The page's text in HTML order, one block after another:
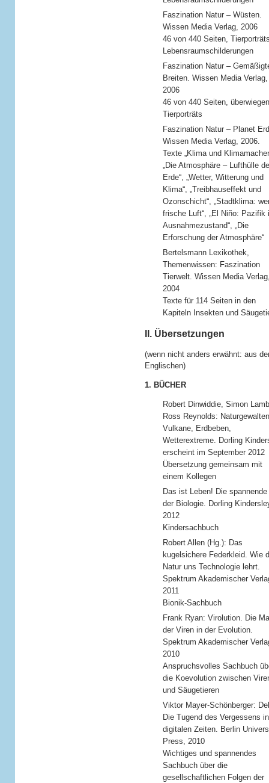
Faszination Natur – Wüsten.
Wissen Media Verlag, 2006
46 von 440 Seiten,
Lebensraumschilderungen
Faszination Natur –
Breiten. Wissen Media Verlag,
2006
46 von 440 Seiten,
Tierporträts
Faszination Natur – Planet
Wissen Media Verlag, 2006.
Texte „Klima und
„Die Atmosphäre – Lufthülle
Erde“, „Wetter, Witterung und
Klima“, „Treibhauseffekt und
Ozonschicht“, „Stadtklima:
frische Luft“, „El Niño: Pazifik
Ausnahmezustand“, „Die
Erforschung der Atmosphäre“
Bertelsmann Lexikothek,
Themenwissen: Faszination
Tierwelt. Wissen Media
2004
Texte für 114 Seiten in den
Kapiteln Insekten und
II. Übersetzungen
(wenn nicht anders erwähnt: aus
Englischen)
1. BÜCHER
Robert Dinwiddie, Simon
Ross Reynolds:
Vulkane, Erdbeben,
Wetterextreme. Dorling
erscheint im September 2012
Übersetzung gemeinsam mit
einem Kollegen
Das ist Leben! Die
der Biologie. Dorling
2012
Kindersachbuch
Robert Allen (Hg.): Das
kugelsichere Federkleid. Wie
Natur uns Technologie lehrt.
Spektrum Akademischer
2011
Bionik-Sachbuch
Frank Ryan: Virolution. Die
der Viren in der Evolution.
Spektrum Akademischer
2010
Anspruchsvolles Sachbuch
die Koevolution zwischen
und Säugetieren
Viktor Mayer-Schönberger:
Die Tugend des Vergessens in
digitalen Zeiten. Berlin
Press, 2010
Wichtiges und spannendes
Sachbuch über die
gesellschaftlichen Folgen der